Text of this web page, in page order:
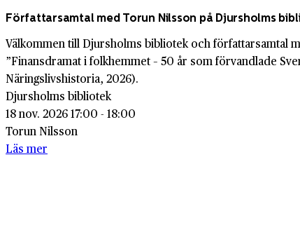
Författarsamtal med Torun Nilsson på Djursholms
Välkommen till Djursholms bibliotek och författarsamtal
”Finansdramat i folkhemmet – 50 år som förvandlade
Näringslivshistoria, 2026).
Djursholms bibliotek
18 nov. 2026 17:00 - 18:00
Torun Nilsson
Läs mer